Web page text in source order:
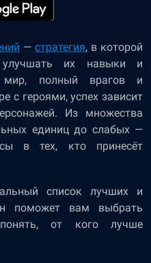
— стратегия, в которой
улучшать их навыки и
мир, полный врагов и
с героями, успех зависит
Из множества
единиц до слабых —
в тех, кто принесёт
список лучших и
поможет вам выбрать
от кого лучше